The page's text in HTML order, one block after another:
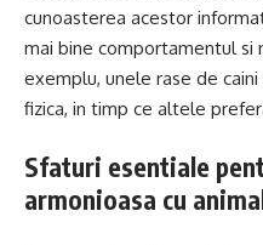
cunoasterea acestor
mai bine comportamentul si
exemplu, unele rase de
fizica, in timp ce altele
Sfaturi esentiale
armonioasa cu